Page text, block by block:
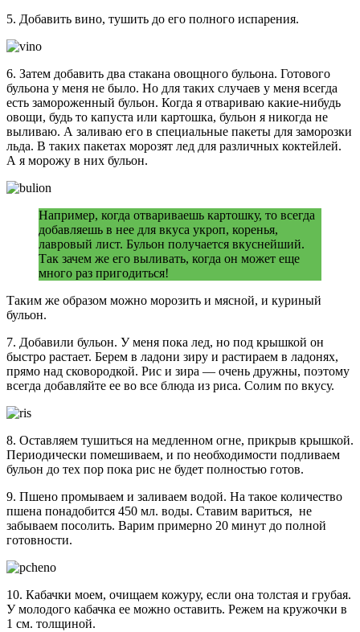
5. Добавить вино, тушить до его полного испарения.
6. Затем добавить два стакана овощного бульона. Готового
бульона у меня не было. Но для таких случаев у меня всегда
есть замороженный бульон. Когда я отвариваю какие-нибудь
овощи, будь то капуста или картошка, бульон я никогда не
выливаю. А заливаю его в специальные пакеты для заморозки
льда. В таких пакетах морозят лед для различных коктейлей.
А я морожу в них бульон.
Например, когда отвариваешь картошку, то всегда
добавляешь в нее для вкуса укроп, коренья,
лавровый лист. Бульон получается вкуснейший.
Так зачем же его выливать, когда он может еще
много раз пригодиться!
Таким же образом можно морозить и мясной, и куриный
бульон.
7. Добавили бульон. У меня пока лед, но под крышкой он
быстро растает. Берем в ладони зиру и растираем в ладонях,
прямо над сковородкой. Рис и зира — очень дружны, поэтому
всегда добавляйте ее во все блюда из риса. Солим по вкусу.
8. Оставляем тушиться на медленном огне, прикрыв крышкой.
Периодически помешиваем, и по необходимости подливаем
бульон до тех пор пока рис не будет полностью готов.
9. Пшено промываем и заливаем водой. На такое количество
пшена понадобится 450 мл. воды. Ставим вариться, не
забываем посолить. Варим примерно 20 минут до полной
готовности.
10. Кабачки моем, очищаем кожуру, если она толстая и грубая.
У молодого кабачка ее можно оставить. Режем на кружочки в
1 см. толщиной.